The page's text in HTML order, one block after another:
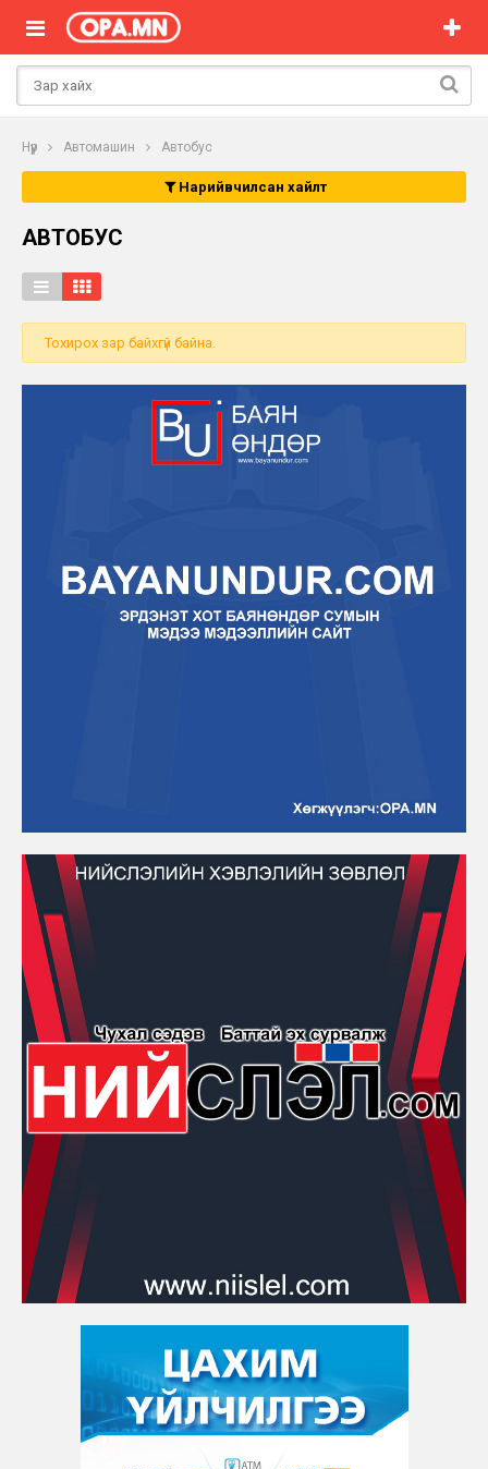
Нүүр Автомашин Автобус
Нарийвчилсан хайлт
АВТОБУС
Тохирох зар байхгүй байна.